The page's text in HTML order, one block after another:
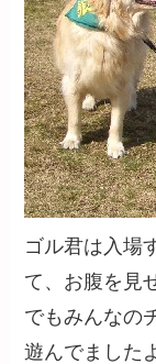
ゴル君は入場
て、お腹を見
でもみんなの
遊んでました